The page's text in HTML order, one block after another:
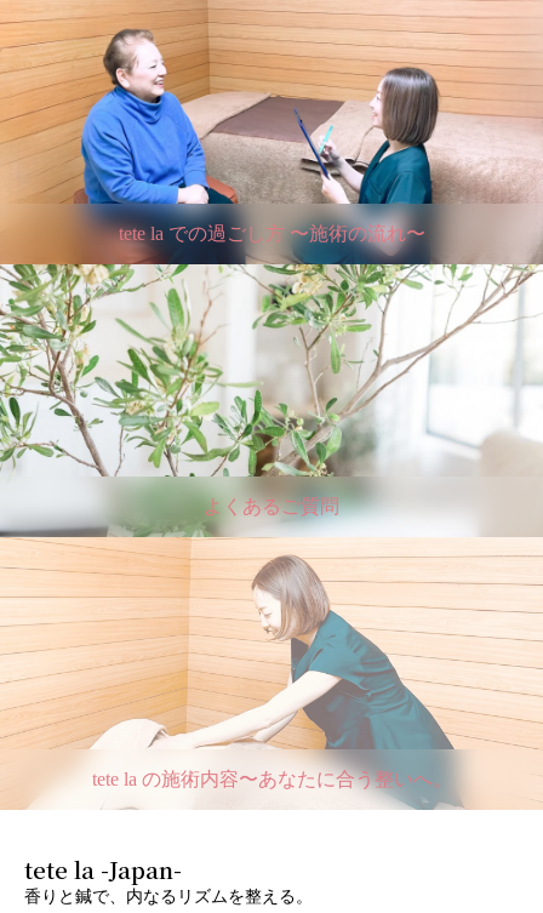
tete la での過ごし方 〜施術の流れ〜
よくあるご質問
tete la の施術内容〜あなたに合う整いへ。
tete la -Japan-
香りと鍼で、内なるリズムを整える。